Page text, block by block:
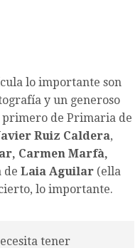
lo importante son
y un generoso
primero de Primaria de
Ruiz Caldera,
Carmen Marfà,
de Laia Aguilar (ella
lo importante.
tener